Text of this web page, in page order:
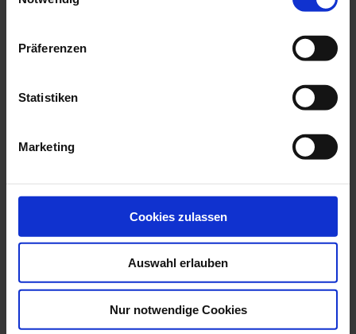
Präferenzen
Statistiken
Marketing
Cookies zulassen
Auswahl erlauben
Nur notwendige Cookies
Detailbeschreibung und Buchung
Inhalt:Aufbautraining (Aufbau und Führung
exzellenter Projektteams, Umgang mit
unterschiedlichen Charakteren im Projekt,